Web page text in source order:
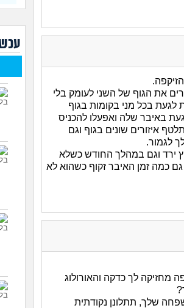
את הגוף של השני לעומק בלי
לגעת בכל מני בקומות בגוף
באיבר שלה ואפעלו להכניס
איזורים שונים בגוף וגם
לגמור.
ירד וגם במהלך החודש כשלא
כמה זמן האיבר זקוף כשהוא לא
מחזיקה לך כדקה והאורולוג
שלך, תתלונן נקודתית